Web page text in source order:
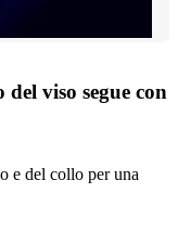
viso segue con
e del collo per una